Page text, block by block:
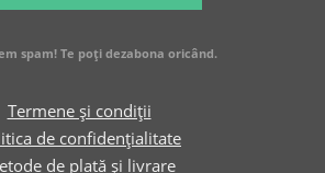
spam! Te poți dezabona oricând.
Termene și condiții
de confidențialitate
de plată și livrare